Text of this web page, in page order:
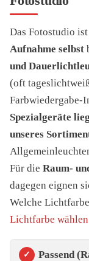
Das Fotostudio
Aufnahme selbst
und
(oft
Farbwiedergabe-
Spezialgeräte
unseres
Für die Raum-
dagegen eignen
Welche
Lichtfarbe wählen
Passend